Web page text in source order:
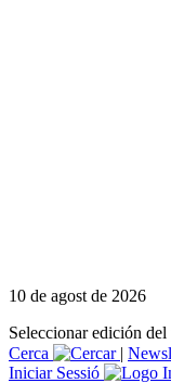
10 de agost de 2026
Seleccionar edición
Cerca
|
Iniciar Sessió